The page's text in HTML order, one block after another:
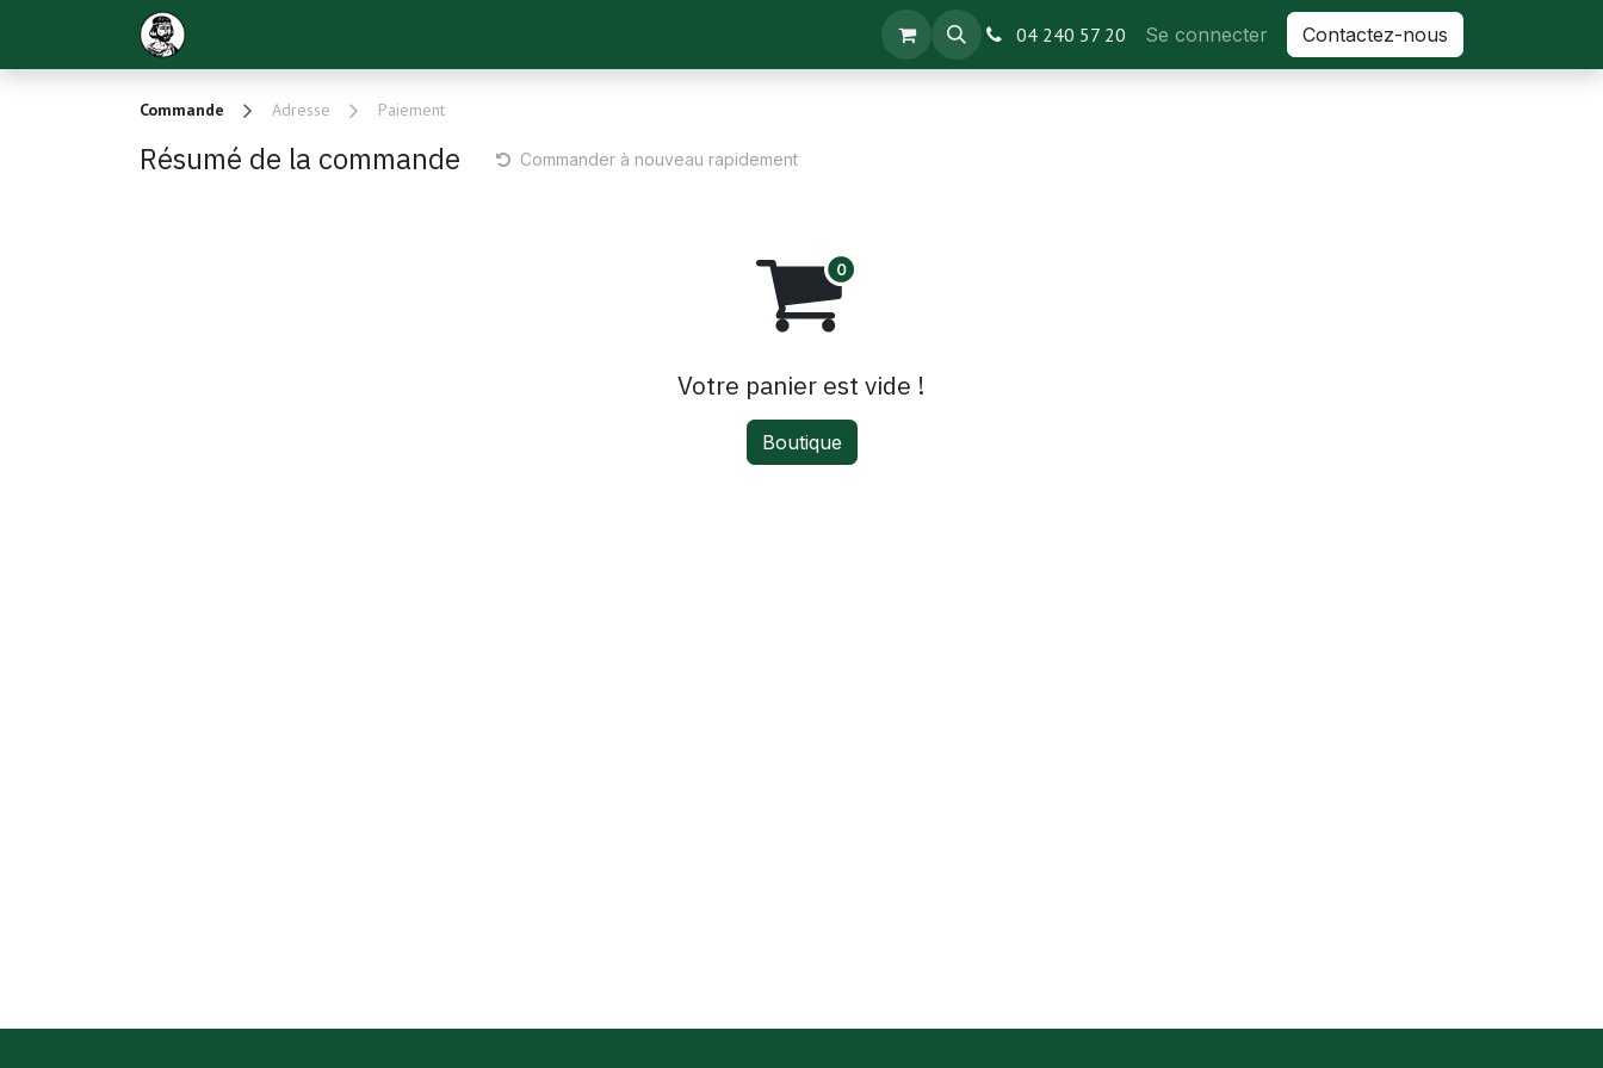
Se rendre au contenu
04 240 57 20 Se connecter Contactez-nous
Commande Adresse Paiement
Résumé de la commande Commander à nouveau rapidement
Votre panier est vide !
Boutique